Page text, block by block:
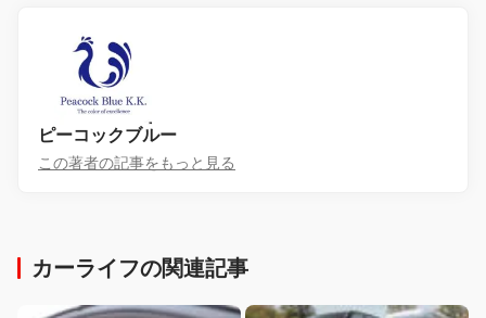
ピーコックブルー
この著者の記事をもっと見る
カーライフの関連記事